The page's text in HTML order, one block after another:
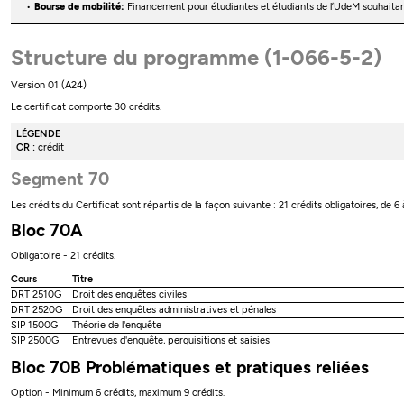
Bourse de mobilité: Financement pour étudiantes et étudiants de l’UdeM
Structure du programme (1-066-5-2)
Version 01 (A24)
Le certificat comporte 30 crédits.
LÉGENDE
CR : crédit
Segment 70
Les crédits du Certificat sont répartis de la façon suivante : 21 crédits obligatoires, de
Bloc 70A
Obligatoire - 21 crédits.
Cours
Titre
DRT 2510G
Droit des enquêtes civiles
DRT 2520G
Droit des enquêtes administratives et pénales
SIP 1500G
Théorie de l'enquête
SIP 2500G
Entrevues d'enquête, perquisitions et saisies
Bloc 70B Problématiques et pratiques reliées
Option - Minimum 6 crédits, maximum 9 crédits.